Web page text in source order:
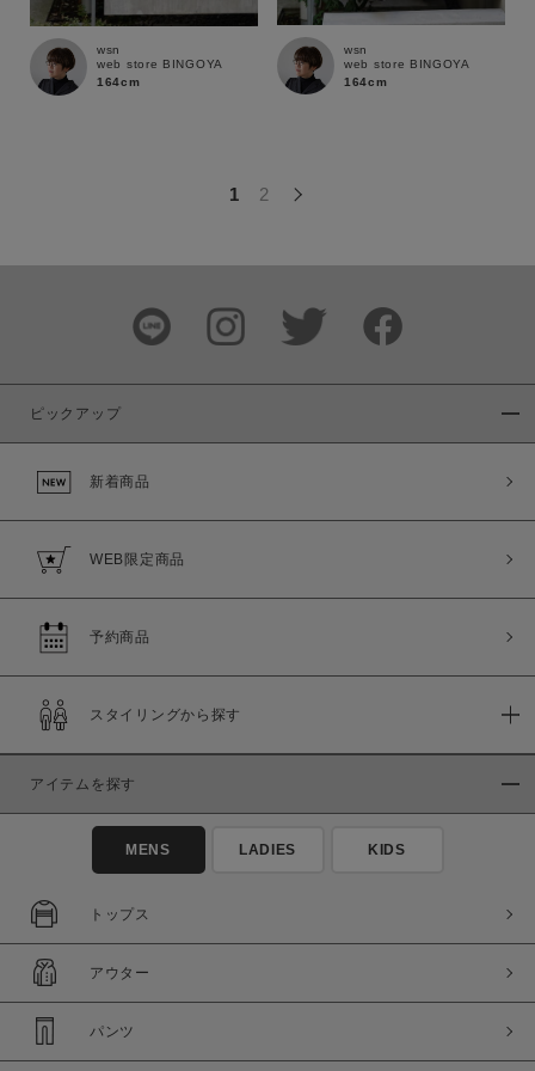
この条件で絞り込む
wsn
web store BINGOYA
164cm
wsn
web store BINGOYA
164cm
1 2
ピックアップ
新着商品
WEB限定商品
予約商品
スタイリングから探す
アイテムを探す
MENS LADIES KIDS
トップス
アウター
パンツ